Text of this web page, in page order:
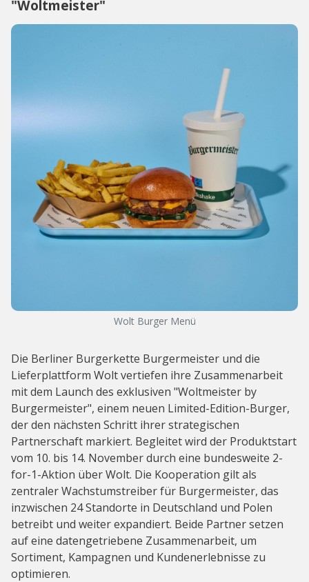
"Woltmeister"
Wolt Burger Menü
Die Berliner Burgerkette Burgermeister und die
Lieferplattform Wolt vertiefen ihre Zusammenarbeit
mit dem Launch des exklusiven "Woltmeister by
Burgermeister", einem neuen Limited-Edition-Burger,
der den nächsten Schritt ihrer strategischen
Partnerschaft markiert. Begleitet wird der Produktstart
vom 10. bis 14. November durch eine bundesweite 2-
for-1-Aktion über Wolt. Die Kooperation gilt als
zentraler Wachstumstreiber für Burgermeister, das
inzwischen 24 Standorte in Deutschland und Polen
betreibt und weiter expandiert. Beide Partner setzen
auf eine datengetriebene Zusammenarbeit, um
Sortiment, Kampagnen und Kundenerlebnisse zu
optimieren.